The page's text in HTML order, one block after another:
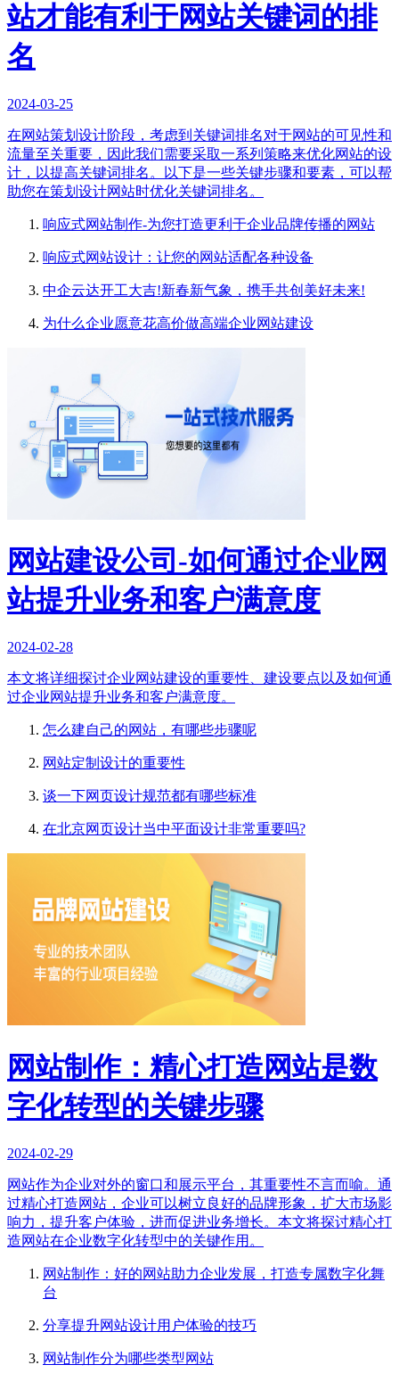
站才能有利于网站关键词的排
名
2024-03-25
在网站策划设计阶段，考虑到关键词排名对于网站的可见性和
流量至关重要，因此我们需要采取一系列策略来优化网站的设
计，以提高关键词排名。以下是一些关键步骤和要素，可以帮
助您在策划设计网站时优化关键词排名。
响应式网站制作-为您打造更利于企业品牌传播的网站
响应式网站设计：让您的网站适配各种设备
中企云达开工大吉!新春新气象，携手共创美好未来!
为什么企业愿意花高价做高端企业网站建设
网站建设公司-如何通过企业网
站提升业务和客户满意度
2024-02-28
本文将详细探讨企业网站建设的重要性、建设要点以及如何通
过企业网站提升业务和客户满意度。
怎么建自己的网站，有哪些步骤呢
网站定制设计的重要性
谈一下网页设计规范都有哪些标准
在北京网页设计当中平面设计非常重要吗?
网站制作：精心打造网站是数
字化转型的关键步骤
2024-02-29
网站作为企业对外的窗口和展示平台，其重要性不言而喻。通
过精心打造网站，企业可以树立良好的品牌形象，扩大市场影
响力，提升客户体验，进而促进业务增长。本文将探讨精心打
造网站在企业数字化转型中的关键作用。
网站制作：好的网站助力企业发展，打造专属数字化舞
台
分享提升网站设计用户体验的技巧
网站制作分为哪些类型网站